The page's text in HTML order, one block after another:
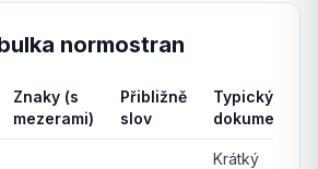
normostran
Znaky (s
mezerami)
Přibližně
slov
Typický
dokument
Krátký